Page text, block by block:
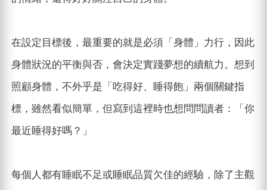
在設定目標後，最重要的就是必須「身體」力行，因此
身體狀況的平衡與否，會決定實踐夢想的續航力。想到
照顧身體，不外乎是「吃得好、睡得飽」兩個關鍵指
標，雖然看似簡單，但寫到這裡時也想問問讀者：「你
最近睡得好嗎？」
每個人都有睡眠不足或睡眠品質欠佳的經驗，除了主觀